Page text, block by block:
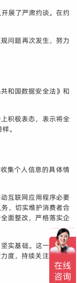
展了严肃约谈。在约
问题再次发生，努力
和国数据安全法》和
积极表态，表示将全
。
集个人信息的具体情
互联网应用程序必要
，切实维护消费者合
面整改，严格落实企
实基础。这一系列行
度，持续关注个人信